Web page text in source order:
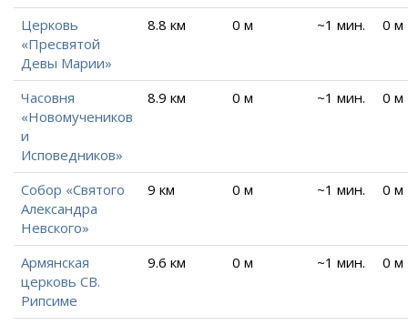
Церковь
«Пресвятой
Девы Марии»
8.8 км 0 м ~1 мин. 0 м
Часовня
«Новомучеников
и
Исповедников»
8.9 км 0 м ~1 мин. 0 м
Собор «Святого
Александра
Невского»
9 км 0 м ~1 мин. 0 м
Армянская
церковь СВ.
Рипсиме
9.6 км 0 м ~1 мин. 0 м